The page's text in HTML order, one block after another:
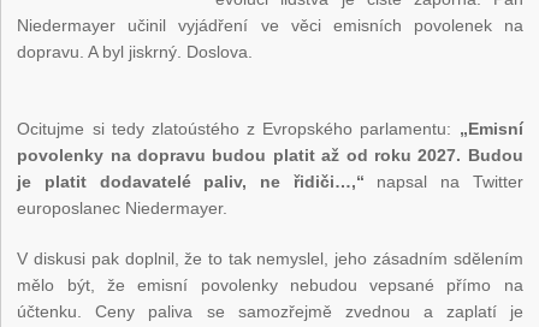
Niedermayer učinil vyjádření ve věci emisních povolenek na
dopravu. A byl jiskrný. Doslova.
Ocitujme si tedy zlatoústého z Evropského parlamentu: „Emisní
povolenky na dopravu budou platit až od roku 2027. Budou
je platit dodavatelé paliv, ne řidiči…,“ napsal na Twitter
europoslanec Niedermayer.
V diskusi pak doplnil, že to tak nemyslel, jeho zásadním sdělením
mělo být, že emisní povolenky nebudou vepsané přímo na
účtenku. Ceny paliva se samozřejmě zvednou a zaplatí je